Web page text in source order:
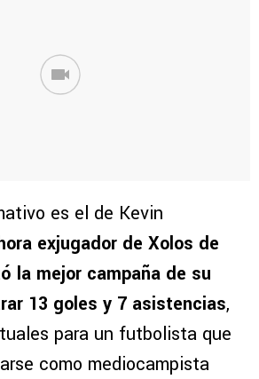
es el de Kevin
exjugador de Xolos de
la mejor campaña de su
13 goles y 7 asistencias,
para un futbolista que
como mediocampista